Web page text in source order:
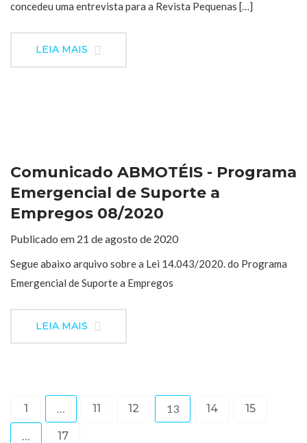
concedeu uma entrevista para a Revista Pequenas […]
LEIA MAIS
Comunicado ABMOTÉIS - Programa
Emergencial de Suporte a
Empregos 08/2020
Publicado em 21 de agosto de 2020
Segue abaixo arquivo sobre a Lei 14.043/2020. do Programa
Emergencial de Suporte a Empregos
LEIA MAIS
1 … 11 12 13 14 15
… 17